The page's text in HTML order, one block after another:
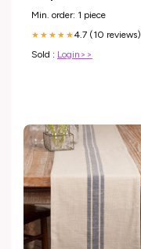
Min. order: 1 piece
★★★★★4.7 (10 reviews)
Sold : Login>>